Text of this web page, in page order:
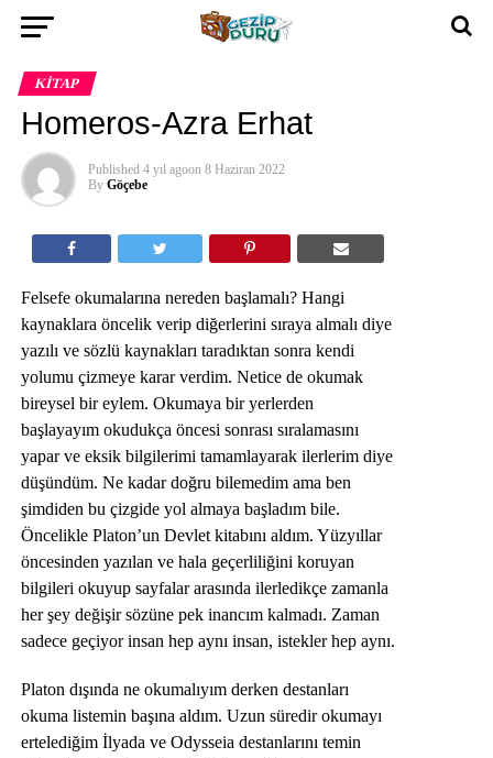
KITAP
Homeros-Azra Erhat
Published 4 yıl agoon 8 Haziran 2022
By Göçebe
Felsefe okumalarına nereden başlamalı? Hangi
kaynaklara öncelik verip diğerlerini sıraya almalı diye
yazılı ve sözlü kaynakları taradıktan sonra kendi
yolumu çizmeye karar verdim. Netice de okumak
bireysel bir eylem. Okumaya bir yerlerden
başlayayım okudukça öncesi sonrası sıralamasını
yapar ve eksik bilgilerimi tamamlayarak ilerlerim diye
düşündüm. Ne kadar doğru bilemedim ama ben
şimdiden bu çizgide yol almaya başladım bile.
Öncelikle Platon’un Devlet kitabını aldım. Yüzyıllar
öncesinden yazılan ve hala geçerliliğini koruyan
bilgileri okuyup sayfalar arasında ilerledikçe zamanla
her şey değişir sözüne pek inancım kalmadı. Zaman
sadece geçiyor insan hep aynı insan, istekler hep aynı.
Platon dışında ne okumalıyım derken destanları
okuma listemin başına aldım. Uzun süredir okumayı
ertelediğim İlyada ve Odysseia destanlarını temin